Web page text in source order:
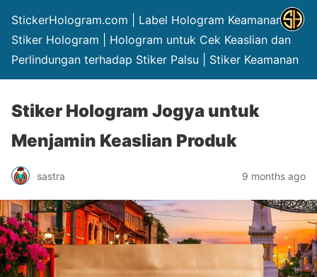
StickerHologram.com | Label Hologram Keamanan |
Stiker Hologram | Hologram untuk Cek Keaslian dan
Perlindungan terhadap Stiker Palsu | Stiker Keamanan
Stiker Hologram Jogya untuk
Menjamin Keaslian Produk
sastra 9 months ago